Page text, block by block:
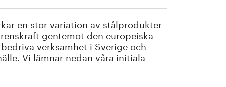
en stor variation av stålprodukter
gentemot den europeiska
verksamhet i Sverige och
Vi lämnar nedan våra initiala